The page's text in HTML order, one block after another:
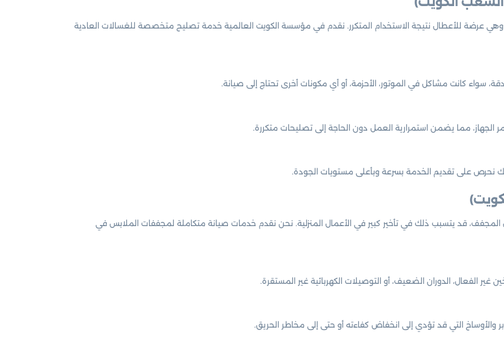
وهي عرضة للأعطال نتيجة الاستخدام المتكرر. نقدم في مؤسسة الكويت العالمية خدمة تصليح متخصصة للغسالات العادية
سواء كانت مشاكل في الموتور، الأحزمة، أو أي مكونات أخرى تحتاج إلى صيانة.
مما يضمن استمرارية العمل دون الحاجة إلى تصليحات متكررة.
نحرص على تقديم الخدمة بسرعة وبأعلى مستويات الجودة.
قد يتسبب ذلك في تأخير كبير في الأعمال المنزلية. نحن نقدم خدمات صيانة متكاملة لمجففات الملابس في
الفعال، الدوران الضعيف، أو التوصيلات الكهربائية غير المستقرة.
التي قد تؤدي إلى انخفاض كفاءته أو حتى إلى مخاطر الحريق.